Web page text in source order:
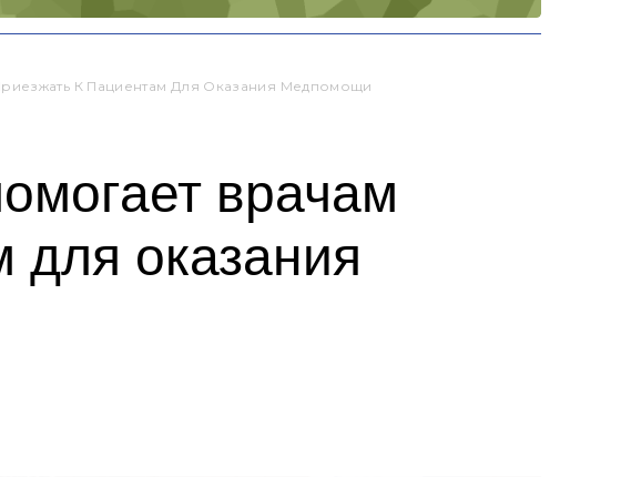
К Пациентам Для Оказания Медпомощи
врачам
для оказания